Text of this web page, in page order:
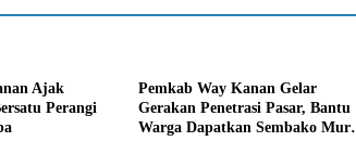
Ajak
Perangi
Pemkab Way Kanan Gelar
Gerakan Penetrasi Pasar, Bantu
Warga Dapatkan Sembako